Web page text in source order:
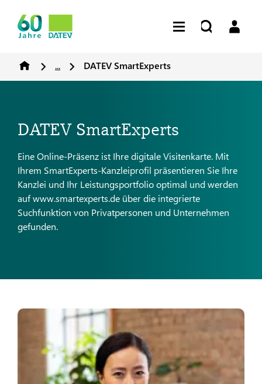
... DATEV SmartExperts
DATEV SmartExperts
Eine Online-Präsenz ist Ihre digitale Visitenkarte. Mit
Ihrem SmartExperts-Kanzleiprofil präsentieren Sie Ihre
Kanzlei und Ihr Leistungsportfolio optimal und werden
auf www.smartexperts.de über die integrierte
Suchfunktion von Privatpersonen und Unternehmen
gefunden.